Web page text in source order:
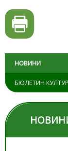
НОВИНИ
БЮЛЕТИН